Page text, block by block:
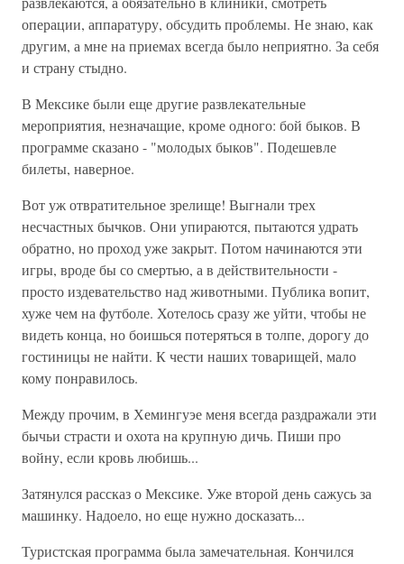
операции, аппаратуру, обсудить проблемы. Не знаю, как
другим, а мне на приемах всегда было неприятно. За себя
и страну стыдно.
В Мексике были еще другие развлекательные
мероприятия, незначащие, кроме одного: бой быков. В
программе сказано - "молодых быков". Подешевле
билеты, наверное.
Вот уж отвратительное зрелище! Выгнали трех
несчастных бычков. Они упираются, пытаются удрать
обратно, но проход уже закрыт. Потом начинаются эти
игры, вроде бы со смертью, а в действительности -
просто издевательство над животными. Публика вопит,
хуже чем на футболе. Хотелось сразу же уйти, чтобы не
видеть конца, но боишься потеряться в толпе, дорогу до
гостиницы не найти. К чести наших товарищей, мало
кому понравилось.
Между прочим, в Хемингуэе меня всегда раздражали эти
бычьи страсти и охота на крупную дичь. Пиши про
войну, если кровь любишь...
Затянулся рассказ о Мексике. Уже второй день сажусь за
машинку. Надоело, но еще нужно досказать...
Туристская программа была замечательная. Кончился